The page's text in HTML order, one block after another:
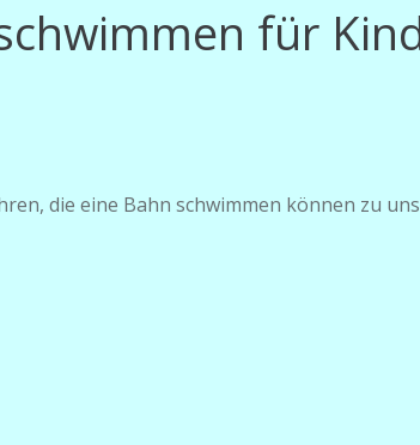
für
die eine Bahn schwimmen können zu